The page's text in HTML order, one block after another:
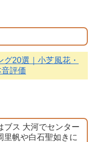
20選｜小芝風花・
評価
ブス 大河でセンター
里帆や白石聖如きに